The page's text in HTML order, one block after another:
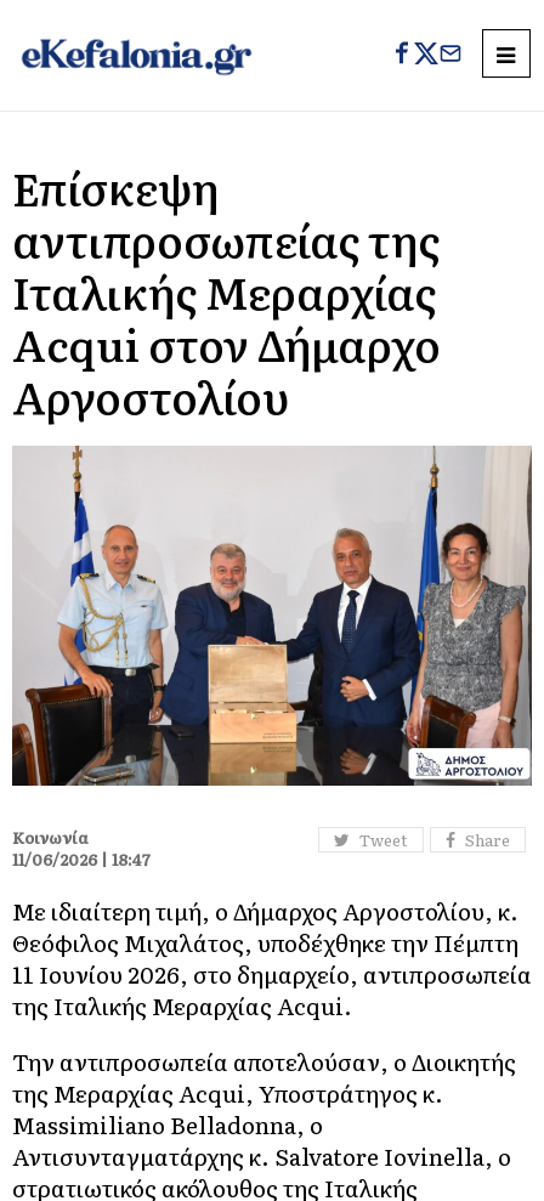
Επίσκεψη
αντιπροσωπείας της
Ιταλικής Μεραρχίας
Acqui στον Δήμαρχο
Αργοστολίου
Tweet Share
Κοινωνία
11/06/2026 | 18:47
Με ιδιαίτερη τιμή, ο Δήμαρχος Αργοστολίου, κ.
Θεόφιλος Μιχαλάτος, υποδέχθηκε την Πέμπτη
11 Ιουνίου 2026, στο δημαρχείο, αντιπροσωπεία
της Ιταλικής Μεραρχίας Acqui.
Την αντιπροσωπεία αποτελούσαν, ο Διοικητής
της Μεραρχίας Acqui, Υποστράτηγος κ.
Massimiliano Belladonna, ο
Αντισυνταγματάρχης κ. Salvatore Iovinella, o
στρατιωτικός ακόλουθος της Ιταλικής